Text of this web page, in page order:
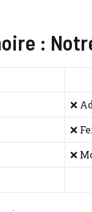
:
❌
❌
❌